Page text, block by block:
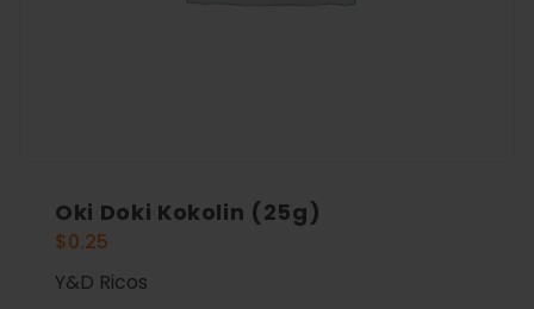
Oki Doki Kokolin (25g)
$0.25
Y&D Ricos